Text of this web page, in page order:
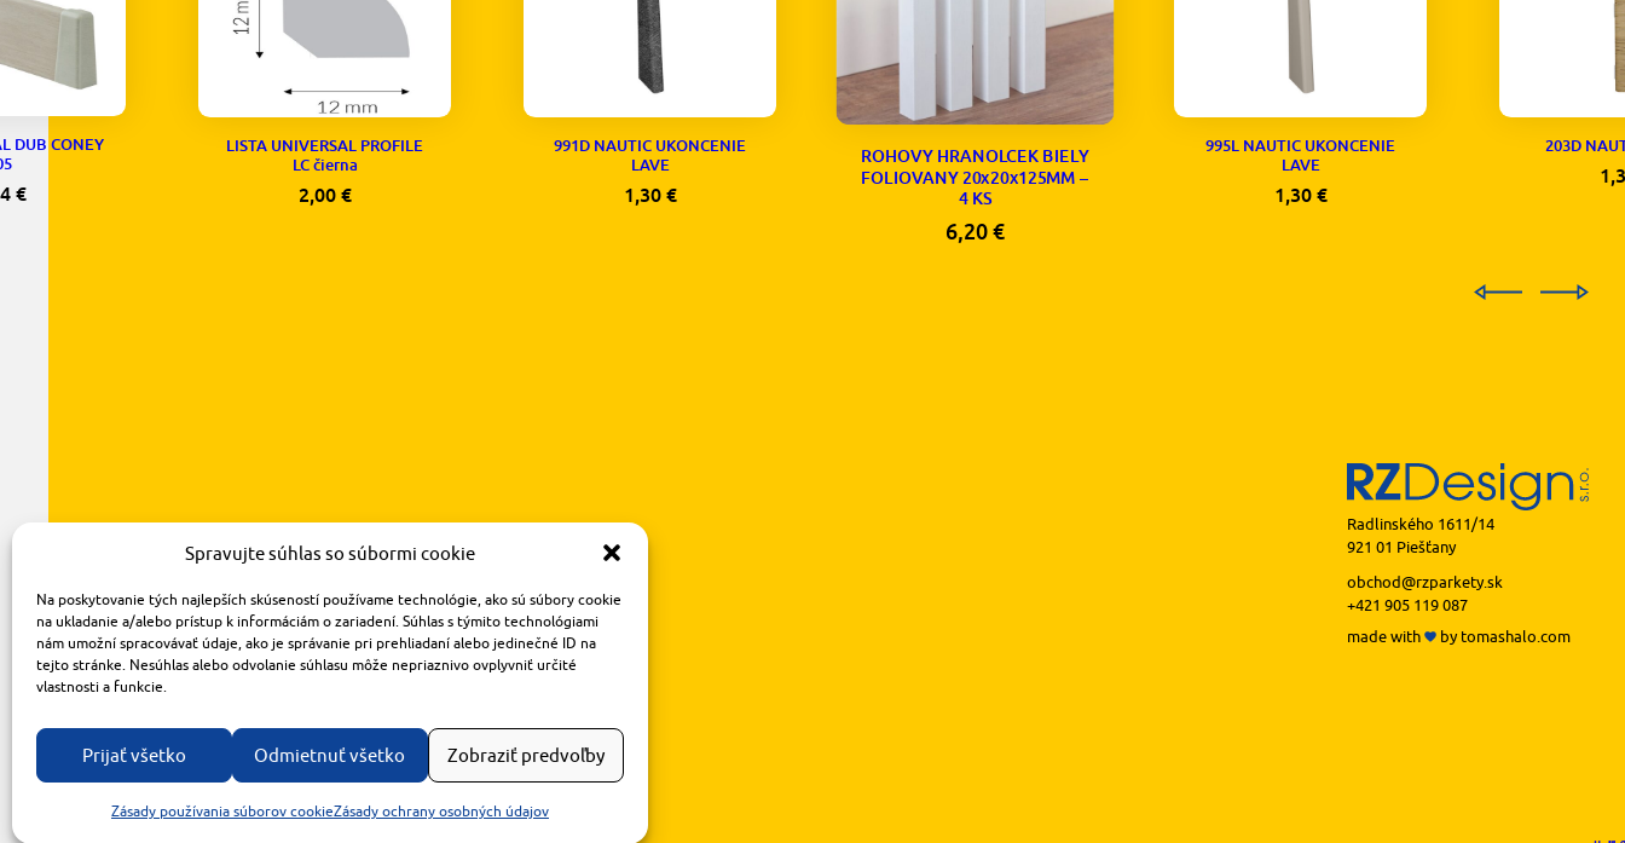
Spravujte súhlas so súbormi cookie
Na poskytovanie tých najlepších skúseností používame technológie, ako sú súbory cookie
na ukladanie a/alebo prístup k informáciám o zariadení. Súhlas s týmito technológiami
nám umožní spracovávať údaje, ako je správanie pri prehliadaní alebo jedinečné ID na
tejto stránke. Nesúhlas alebo odvolanie súhlasu môže nepriaznivo ovplyvniť určité
vlastnosti a funkcie.
Prijať všetko Odmietnuť všetko Zobraziť predvoľby
Zásady používania súborov cookieZásady ochrany osobných údajov
DUB CONEY
€
LISTA UNIVERSAL PROFILE
LC čierna
2,00 €
991D NAUTIC UKONCENIE
LAVE
1,30 €
ROHOVY HRANOLCEK BIELY
FOLIOVANY 20x20x125MM –
4 KS
6,20€
995L NAUTIC UKONCENIE
LAVE
1,30 €
203D
Radlinského 1611/14
921 01 Piešťany
obchod@rzparkety.sk
+421 905 119 087
made with
bytomashalo.com